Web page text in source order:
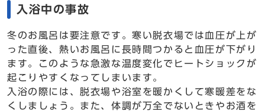
入浴中の事故
冬のお風呂は要注意です。寒い脱衣場では血圧が上が
った直後、熱いお風呂に長時間つかると血圧が下がり
ます。このような急激な温度変化でヒートショックが
起こりやすくなってしまいます。
入浴の際には、脱衣場や浴室を暖かくして寒暖差をな
くしましょう。また、体調が万全でないときやお酒を